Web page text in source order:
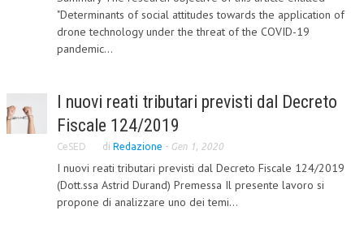
L’UMANISTA
DIRITTO
DIRITTO DEL LAVORO
DIRITTO DEL WEB
CRIMINOLOGIA E CRIMINALISTICA
"Determinants of social attitudes towards the application of
drone technology under the threat of the COVID-19
pandemic...
I nuovi reati tributari previsti dal Decreto
Fiscale 124/2019
CeSED di Redazione - Gen 1, 2020
I nuovi reati tributari previsti dal Decreto Fiscale 124/2019
(Dott.ssa Astrid Durand) Premessa Il presente lavoro si
propone di analizzare uno dei temi...